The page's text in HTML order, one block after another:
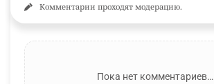
Комментарии проходят модерацию.
Пока нет комментариев…